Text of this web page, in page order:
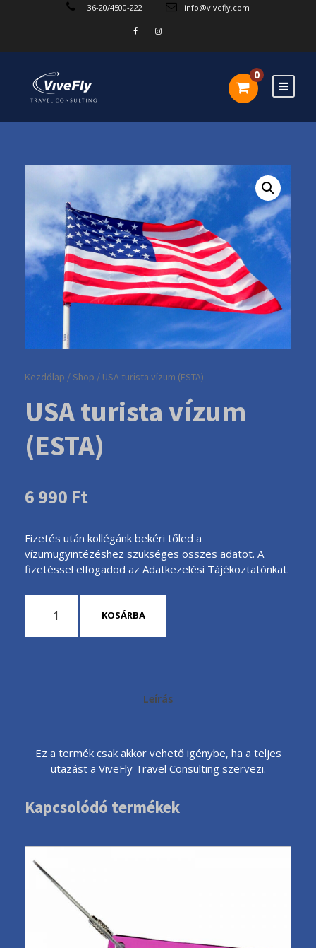
+36-20/4500-222 info@vivefly.com
0
Kezdőlap / Shop / USA turista vízum (ESTA)
USA turista vízum
(ESTA)
6 990 Ft
Fizetés után kollégánk bekéri tőled a
vízumügyintézéshez szükséges összes adatot. A
fizetéssel elfogadod az Adatkezelési Tájékoztatónkat.
KOSÁRBA
Leírás
Ez a termék csak akkor vehető igénybe, ha a teljes
utazást a ViveFly Travel Consulting szervezi.
Kapcsolódó termékek